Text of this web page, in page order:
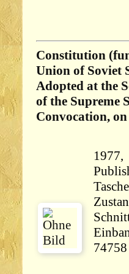
Constitution
Union of Soviet
Adopted at the
of the Supreme
Convocation,
1977,
74758